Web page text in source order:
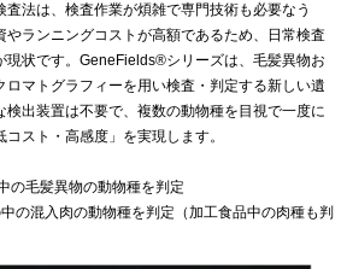
査法は、検査作業が煩雑で専門技術も必要なう
やランニングコストが高額であるため、日常検査
現状です。GeneFields®シリーズは、毛髪異物お
ロマトグラフィーを用い検査・判定する新しい遺
出装置は不要で、複数の動物種を目視で一度に
スト・高感度」を実現します。
の毛髪異物の動物種を判定
の混入肉の動物種を判定（加工食品中の肉種も判